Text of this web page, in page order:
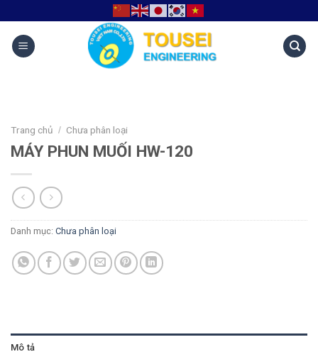
Trang chủ / Chưa phân loại
MÁY PHUN MUỐI HW-120
Danh mục: Chưa phân loại
Mô tả